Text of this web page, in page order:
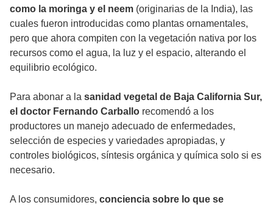
como la moringa y el neem (originarias de la India), las
cuales fueron introducidas como plantas ornamentales,
pero que ahora compiten con la vegetación nativa por los
recursos como el agua, la luz y el espacio, alterando el
equilibrio ecológico.
Para abonar a la sanidad vegetal de Baja California Sur,
el doctor Fernando Carballo recomendó a los
productores un manejo adecuado de enfermedades,
selección de especies y variedades apropiadas, y
controles biológicos, síntesis orgánica y química solo si es
necesario.
A los consumidores, conciencia sobre lo que se